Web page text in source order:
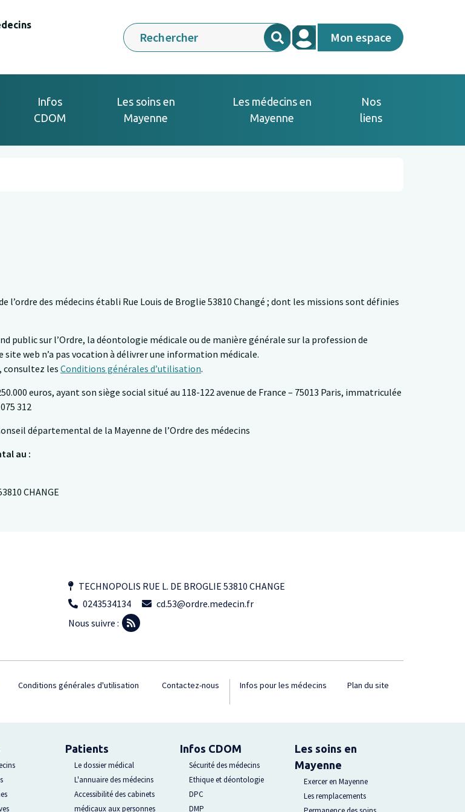
Rechercher Mon espace
Infos
CDOM
Les soins en
Mayenne
Les médecins en
Mayenne
Nos
liens
des médecins établi Rue Louis de Broglie 53810 Changé ; dont les missions sont définies
public sur l’Ordre, la déontologie médicale ou de manière générale sur la profession de
site web n’a pas vocation à délivrer une information médicale.
consultez les Conditions générales d’utilisation.
euros, ayant son siège social situé au 118-122 avenue de France – 75013 Paris, immatriculée
312
départemental de la Mayenne de l’Ordre des médecins
au :
CHANGE
TECHNOPOLIS RUE L. DE BROGLIE 53810 CHANGE
0243534134
cd.53@ordre.medecin.fr
Nous suivre :
Conditions générales d'utilisation Contactez-nous Infos pour les médecins Plan du site
Patients
Le dossier médical
L'annuaire des médecins
Accessibilité des cabinets
médicaux aux personnes
Infos CDOM
Sécurité des médecins
Ethique et déontologie
DPC
DMP
Les soins en
Mayenne
Exercer en Mayenne
Les remplacements